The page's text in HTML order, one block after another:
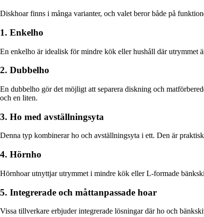
Diskhoar finns i många varianter, och valet beror både på
1. Enkelho
En enkelho är idealisk för mindre kök eller hushåll där utrymmet
2. Dubbelho
En dubbelho gör det möjligt att separera diskning och
och en liten.
3. Ho med avställningsyta
Denna typ kombinerar ho och avställningsyta i ett. Den är
4. Hörnho
Hörnhoar utnyttjar utrymmet i mindre kök eller L-formade
5. Integrerade och måttanpassade hoar
Vissa tillverkare erbjuder integrerade lösningar där ho och